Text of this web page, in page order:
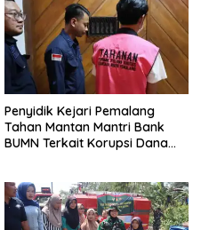
Penyidik Kejari Pemalang
Tahan Mantan Mantri Bank
BUMN Terkait Korupsi Dana